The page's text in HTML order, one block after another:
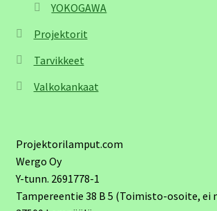
YOKOGAWA
Projektorit
Tarvikkeet
Valkokankaat
Projektorilamput.com
Wergo Oy
Y-tunn. 2691778-1
Tampereentie 38 B 5 (Toimisto-osoite, ei